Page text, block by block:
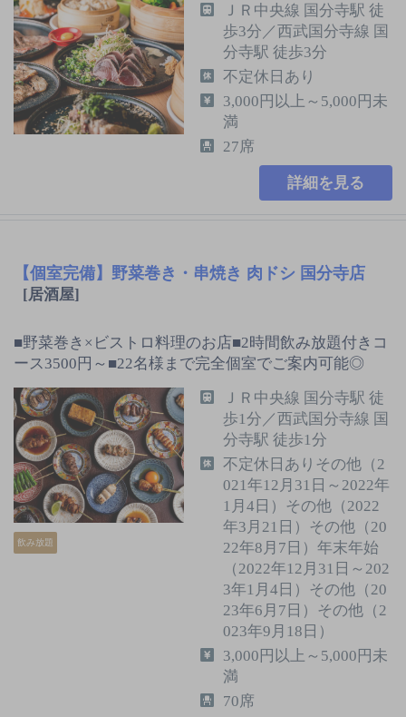
ＪＲ中央線 国分寺駅 徒
歩3分／西武国分寺線 国
分寺駅 徒歩3分
不定休日あり
3,000円以上～5,000円未
満
27席
詳細を見る
【個室完備】野菜巻き・串焼き 肉ドシ 国分寺店
[居酒屋]
■野菜巻き×ビストロ料理のお店■2時間飲み放題付きコ
ース3500円～■22名様まで完全個室でご案内可能◎
飲み放題
ＪＲ中央線 国分寺駅 徒
歩1分／西武国分寺線 国
分寺駅 徒歩1分
不定休日ありその他（2
021年12月31日～2022年
1月4日）その他（2022
年3月21日）その他（20
22年8月7日）年末年始
（2022年12月31日～202
3年1月4日）その他（20
23年6月7日）その他（2
023年9月18日）
3,000円以上～5,000円未
満
70席